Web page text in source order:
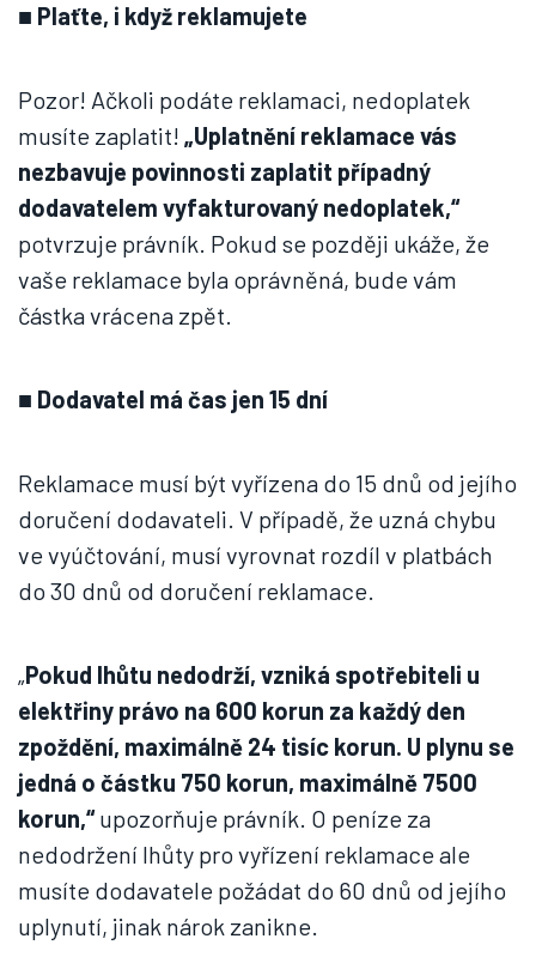
■ Plaťte, i když reklamujete
Pozor! Ačkoli podáte reklamaci, nedoplatek
musíte zaplatit! „Uplatnění reklamace vás
nezbavuje povinnosti zaplatit případný
dodavatelem vyfakturovaný nedoplatek,“
potvrzuje právník. Pokud se později ukáže, že
vaše reklamace byla oprávněná, bude vám
částka vrácena zpět.
■ Dodavatel má čas jen 15 dní
Reklamace musí být vyřízena do 15 dnů od jejího
doručení dodavateli. V případě, že uzná chybu
ve vyúčtování, musí vyrovnat rozdíl v platbách
do 30 dnů od doručení reklamace.
„Pokud lhůtu nedodrží, vzniká spotřebiteli u
elektřiny právo na 600 korun za každý den
zpoždění, maximálně 24 tisíc korun. U plynu se
jedná o částku 750 korun, maximálně 7500
korun,“upozorňuje právník. O peníze za
nedodržení lhůty pro vyřízení reklamace ale
musíte dodavatele požádat do 60 dnů od jejího
uplynutí, jinak nárok zanikne.